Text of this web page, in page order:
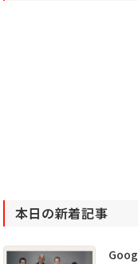
本日の新着記事